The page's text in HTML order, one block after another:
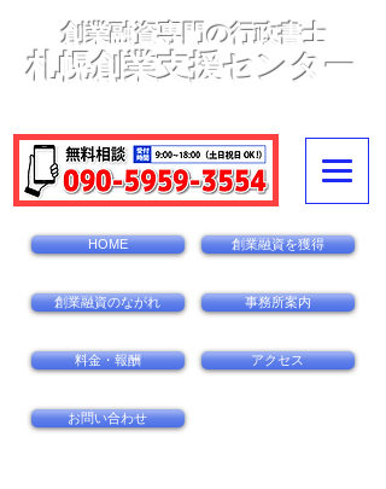
創業融資専門の行政書士
札幌創業支援センター
HOME
創業融資のながれ
料金・報酬
お問い合わせ
創業融資を獲得
事務所案内
アクセス